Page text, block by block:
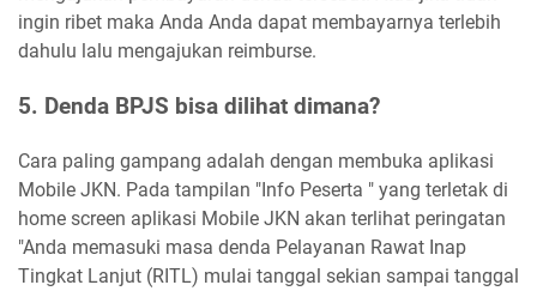
ingin ribet maka Anda Anda dapat membayarnya terlebih
dahulu lalu mengajukan reimburse.
5. Denda BPJS bisa dilihat dimana?
Cara paling gampang adalah dengan membuka aplikasi
Mobile JKN. Pada tampilan "Info Peserta " yang terletak di
home screen aplikasi Mobile JKN akan terlihat peringatan
"Anda memasuki masa denda Pelayanan Rawat Inap
Tingkat Lanjut (RITL) mulai tanggal sekian sampai tanggal